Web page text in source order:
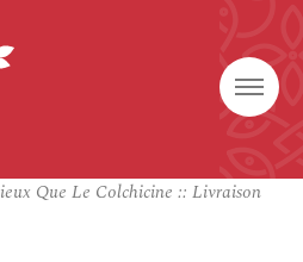
Que Le Colchicine :: Livraison